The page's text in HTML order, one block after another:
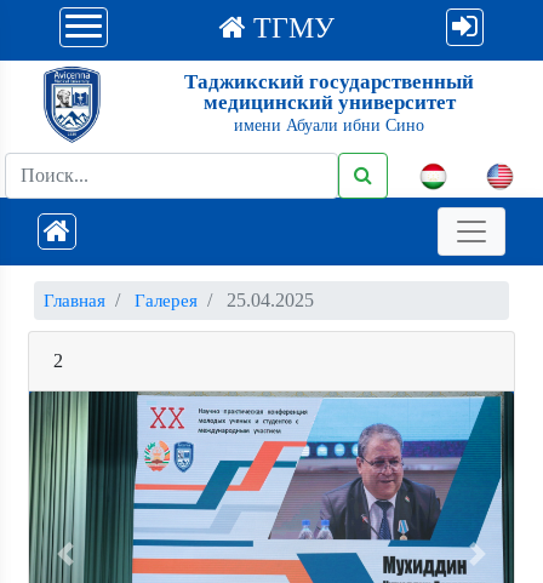
ТГМУ
Таджикский государственный
медицинский университет
имени Абуали ибни Сино
Главная Галерея 25.04.2025
2
Previous Next